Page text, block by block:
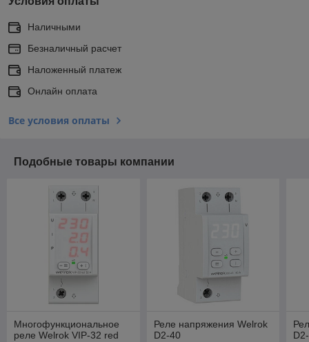
Наличными
Безналичный расчет
Наложенный платеж
Онлайн оплата
Все условия оплаты
Подобные товары компании
Многофункциональное
реле Welrok VIP-32 red
Реле напряжения Welrok
D2-40